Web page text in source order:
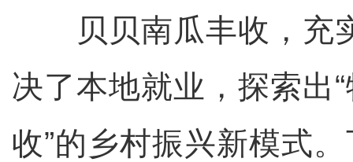
贝贝南瓜丰收，充
决了本地就业，探索出
收”的乡村振兴新模式